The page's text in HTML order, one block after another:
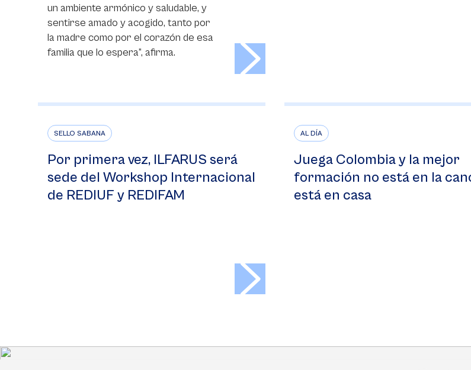
un ambiente armónico y saludable, y
sentirse amado y acogido, tanto por
la madre como por el corazón de esa
familia que lo espera”, afirma.
SELLO SABANA
Por primera vez, ILFARUS será
sede del Workshop Internacional
de REDIUF y REDIFAM
AL DÍA
Juega Colombia y la mejor
formación no está en la
está en casa